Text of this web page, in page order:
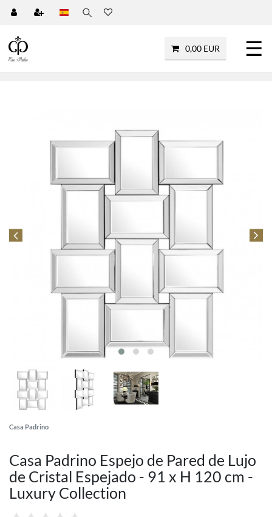
0,00 EUR ☰
Casa Padrino
Casa Padrino Espejo de Pared de Lujo
de Cristal Espejado - 91 x H 120 cm -
Luxury Collection